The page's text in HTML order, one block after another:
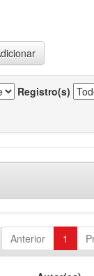
Registro(s)
Anterior 1